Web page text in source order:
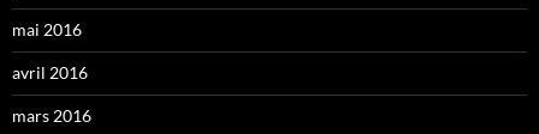
mai 2016
avril 2016
mars 2016